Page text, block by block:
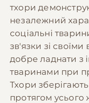
тхори
незалежний
соціальні
зв'язки зі
добре ладнати
тваринами при
Тхори
протягом усього